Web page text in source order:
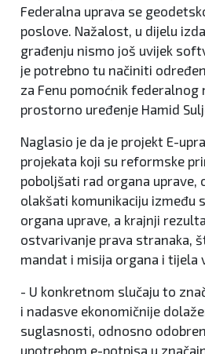
Federalna uprava se
poslove. Nažalost, u dijelu
građenju nismo još uvijek
je potrebno tu načiniti
za Fenu pomoćnik federalnog
prostorno uređenje Hamid
Naglasio je da je projekt E-
projekata koji su reformske
poboljšati rad organa uprave,
olakšati komunikaciju između
organa uprave, a krajnji
ostvarivanje prava stranaka,
mandat i misija organa i tijela
- U konkretnom slučaju to
i nadasve ekonomičnije
suglasnosti, odnosno
upotrebom e-potpisa u